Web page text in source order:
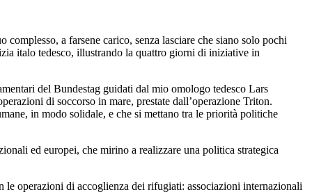
a farsene carico, senza lasciare che siano solo pochi
italo tedesco, illustrando la quattro giorni di iniziative in
del Bundestag guidati dal mio omologo tedesco Lars
di soccorso in mare, prestate dall’operazione Triton.
in modo solidale, e che si mettano tra le priorità politiche
ed europei, che mirino a realizzare una politica strategica
operazioni di accoglienza dei rifugiati: associazioni internazionali